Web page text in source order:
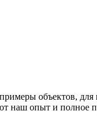
объектов,
наш опыт и полное